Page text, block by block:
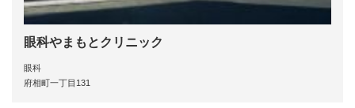
眼科やまもとクリニック
眼科
府相町一丁目131